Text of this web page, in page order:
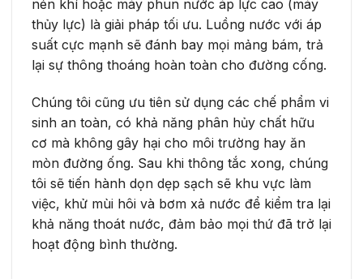
nén khí hoặc máy phun nước áp lực cao (máy
thủy lực) là giải pháp tối ưu. Luồng nước với áp
suất cực mạnh sẽ đánh bay mọi mảng bám, trả
lại sự thông thoáng hoàn toàn cho đường cống.
Chúng tôi cũng ưu tiên sử dụng các chế phẩm vi
sinh an toàn, có khả năng phân hủy chất hữu
cơ mà không gây hại cho môi trường hay ăn
mòn đường ống. Sau khi thông tắc xong, chúng
tôi sẽ tiến hành dọn dẹp sạch sẽ khu vực làm
việc, khử mùi hôi và bơm xả nước để kiểm tra lại
khả năng thoát nước, đảm bảo mọi thứ đã trở lại
hoạt động bình thường.